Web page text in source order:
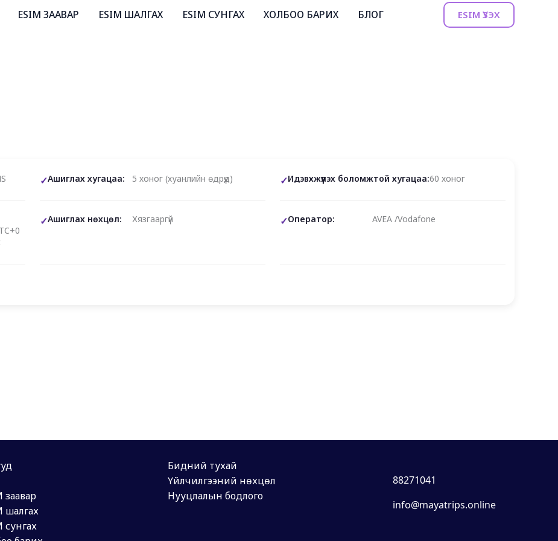
ESIM ЗААВАР ESIM ШАЛГАХ ESIM СУНГАХ ХОЛБОО БАРИХ БЛОГ ESIM ҮЗЭХ
Ашиглах хугацаа: 5 хоног (хуанлийн өдрүүд) Идэвхжүүлэх боломжтой хугацаа:60 хоног
Ашиглах нөхцөл: Хязгааргүй Оператор: AVEA /Vodafone
заавар
шалгах
сунгах
Бидний тухай
Үйлчилгээний нөхцөл
Нууцлалын бодлого
88271041
info@mayatrips.online